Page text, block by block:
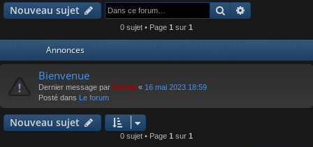
pi s
r
Nouveau sujet Rechercher
0 sujet • Page 1 sur 1
Annonces
Bienvenue
Dernier message par keyser « 16 mai 2023 18:59
Posté dans Le forum
Nouveau sujet
0 sujet • Page 1 sur 1